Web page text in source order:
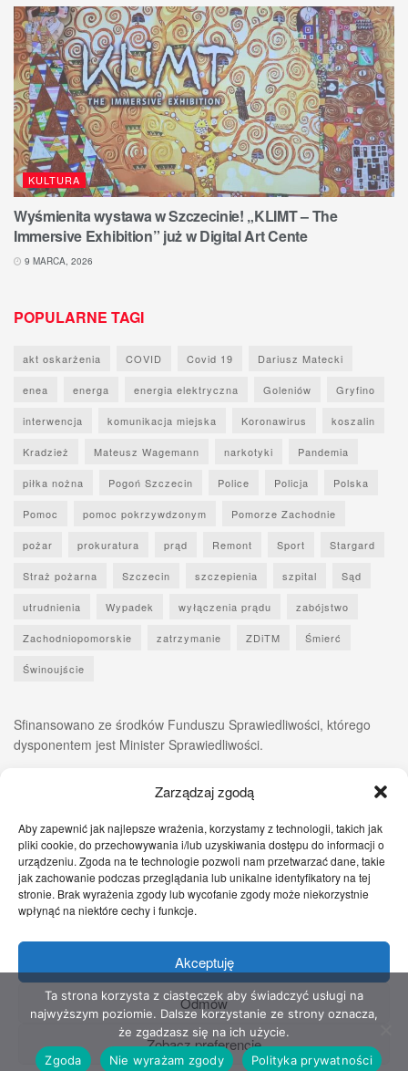
Zarządzaj zgodą
Aby zapewnić jak najlepsze wrażenia, korzystamy z technologii, takich jak
pliki cookie, do przechowywania i/lub uzyskiwania dostępu do informacji o
urządzeniu. Zgoda na te technologie pozwoli nam przetwarzać dane, takie
jak zachowanie podczas przeglądania lub unikalne identyfikatory na tej
stronie. Brak wyrażenia zgody lub wycofanie zgody może niekorzystnie
wpłynąć na niektóre cechy i funkcje.
Akceptuję
Odmów
Zobacz preferencje
KULTURA
Wyśmienita wystawa w Szczecinie! „KLIMT – The
Immersive Exhibition” już w Digital Art Cente
9 MARCA, 2026
POPULARNE TAGI
akt oskarżenia COVID Covid 19 Dariusz Matecki
enea energa energia elektryczna Goleniów Gryfino
interwencja komunikacja miejska Koronawirus koszalin
Kradzież Mateusz Wagemann narkotyki Pandemia
piłka nożna Pogoń Szczecin Police Policja Polska
Pomoc pomoc pokrzywdzonym Pomorze Zachodnie
pożar prokuratura prąd Remont Sport Stargard
Straż pożarna Szczecin szczepienia szpital Sąd
utrudnienia Wypadek wyłączenia prądu zabójstwo
Zachodniopomorskie zatrzymanie ZDiTM Śmierć
Świnoujście
Sfinansowano ze środków Funduszu Sprawiedliwości, którego
dysponentem jest Minister Sprawiedliwości.
Zgłoś nam! Szczecińskie Wiadomości Sport
Zdrowie
Prawo
Pomoc Prawna Kontakt
Copyright © 2022 Stowarzyszenie Przyjaciół Zdrowia - Wszelkie prawa
zastrzeżone
Ta strona korzysta z ciasteczek aby świadczyć usługi na
najwyższym poziomie. Dalsze korzystanie ze strony oznacza,
że zgadzasz się na ich użycie.
Zgoda
Nie wyrażam zgody Polityka prywatności